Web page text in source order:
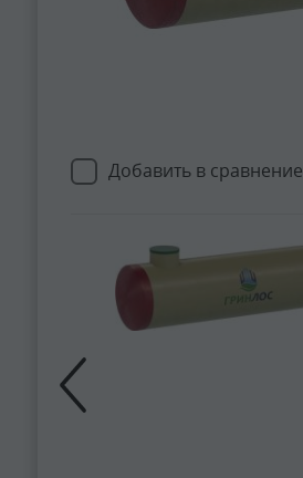
Добавить в сравнение